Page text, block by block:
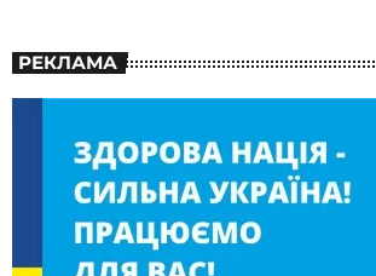
РЕКЛАМА